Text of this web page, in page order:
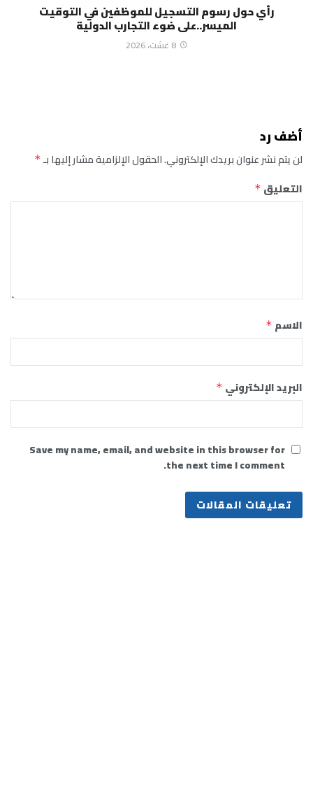
رأي حول رسوم التسجيل للموظفين في التوقيت
الميسر..على ضوء التجارب الدولية
8 غشت، 2026
أضف رد
لن يتم نشر عنوان بريدك الإلكتروني.الحقول الإلزامية مشار إليها بـ*
التعليق *
الاسم *
البريد الإلكتروني *
Save my name, email, and website in this browser for
the next time I comment.